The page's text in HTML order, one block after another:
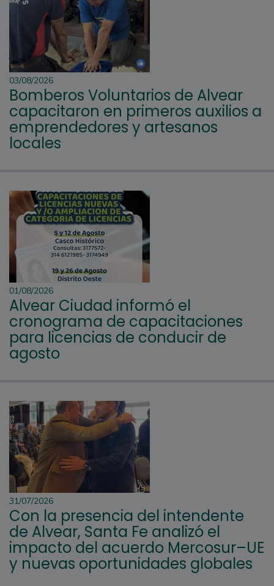
03/08/2026
Bomberos Voluntarios de Alvear
capacitaron en primeros auxilios a
emprendedores y artesanos
locales
01/08/2026
Alvear Ciudad informó el
cronograma de capacitaciones
para licencias de conducir de
agosto
31/07/2026
Con la presencia del intendente
de Alvear, Santa Fe analizó el
impacto del acuerdo Mercosur–UE
y nuevas oportunidades globales